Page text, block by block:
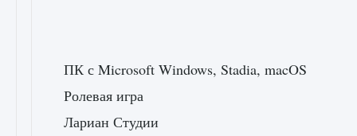
ПК с Microsoft Windows, Stadia, macOS
Ролевая игра
Лариан Студии